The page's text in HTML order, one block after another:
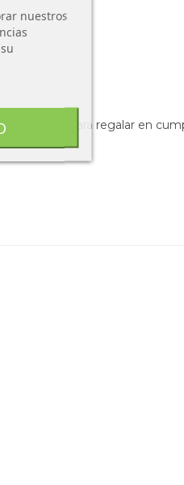
como para regalar en
nuestros